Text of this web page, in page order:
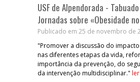
USF de Alpendorada -
Jornadas sobre «Obesidade
Publicado em 25 de novembro de
"Promover a discussão do
nas diferentes etapas da vida,
importância da prevenção, do
da intervenção multidisciplinar."